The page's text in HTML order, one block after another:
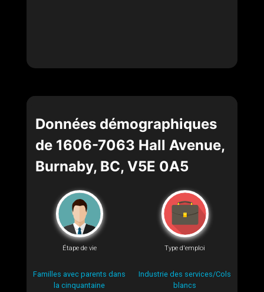
Données démographiques
de 1606-7063 Hall Avenue,
Burnaby, BC, V5E 0A5
Étape de vie
Familles avec parents dans
la cinquantaine
Type d'emploi
Industrie des services/Cols
blancs